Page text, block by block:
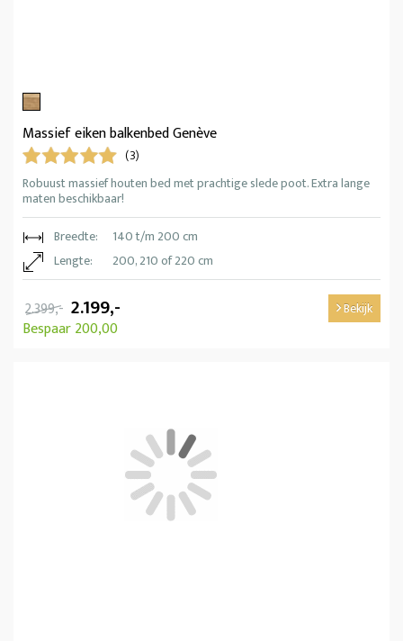
Massief eiken balkenbed Genève
(3)
Robuust massief houten bed met prachtige slede poot. Extra lange
maten beschikbaar!
Breedte:
140 t/m 200 cm
Lengte:
200, 210 of 220 cm
2.399,- 2.199,-
Bespaar 200,00
Bekijk